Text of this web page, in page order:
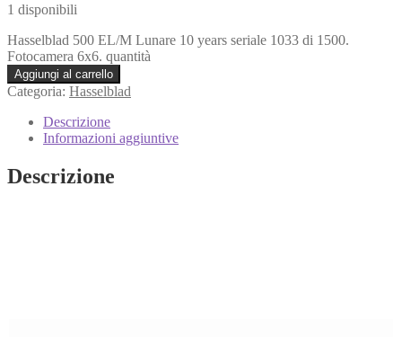
1 disponibili
Hasselblad 500 EL/M Lunare 10 years seriale 1033 di 1500.
Fotocamera 6x6. quantità
Aggiungi al carrello
Categoria: Hasselblad
Descrizione
Informazioni aggiuntive
Descrizione